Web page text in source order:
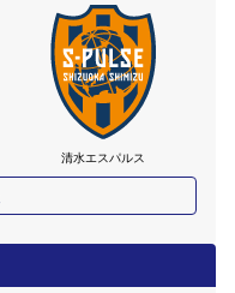
清水エスパルス